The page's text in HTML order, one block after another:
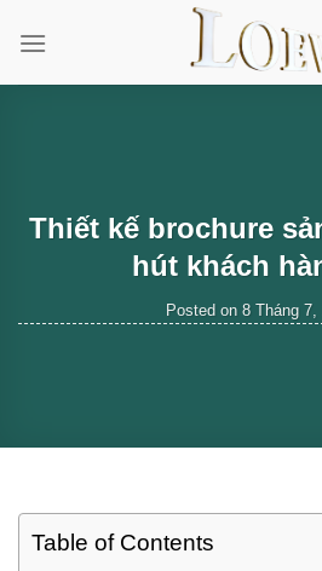
Thiết kế brochure
hút khách
Posted on 8 Tháng 7,
Table of Contents